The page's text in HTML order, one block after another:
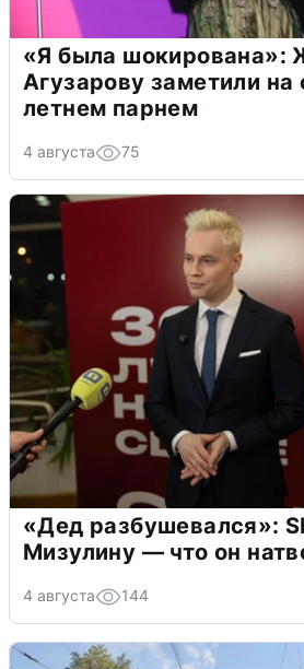
«Я была шокирована»:
Агузарову заметили на
летнем парнем
4 августа 75
«Дед разбушевался»:
Мизулину — что он
4 августа 144